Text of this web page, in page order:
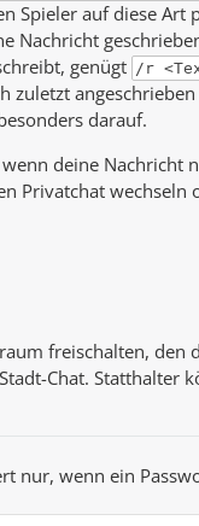
Spieler auf diese Art
Nachricht
genügt /r
angeschrieben
darauf.
deine Nachricht
Privatchat wechseln
freischalten, den
Chat. Statthalter
nur, wenn ein